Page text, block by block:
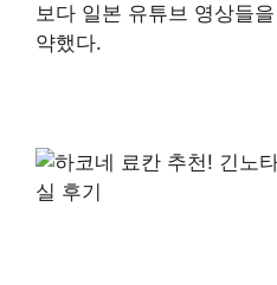
보다 일본 유튜브 영상들
약했다.